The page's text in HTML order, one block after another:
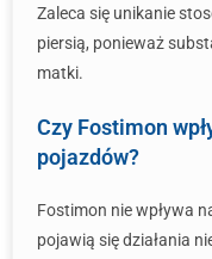
Zaleca się unikanie
piersią, ponieważ
matki.
Czy Fostimon
pojazdów?
Fostimon nie wpływa
pojawią się działania